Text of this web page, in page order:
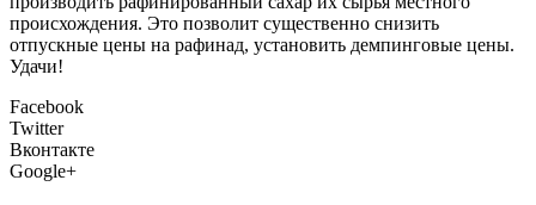
происхождения. Это позволит существенно снизить
отпускные цены на рафинад, установить демпинговые цены.
Удачи!
Facebook
Twitter
Вконтакте
Google+